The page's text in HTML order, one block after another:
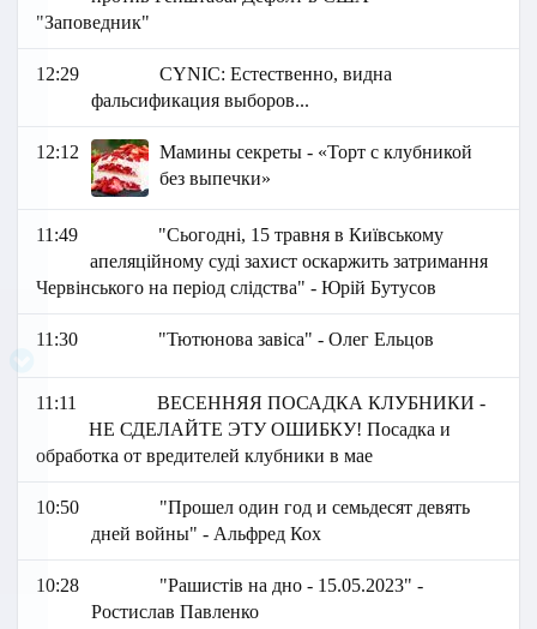
"Заповедник"
12:29
СYNIC: Естественно, видна
фальсификация выборов...
12:12
Мамины секреты - «Торт с клубникой
без выпечки»
11:49
"Сьогодні, 15 травня в Київському
апеляційному суді захист оскаржить затримання
Червінського на період слідства" - Юрій Бутусов
11:30 "Тютюнова завіса" - Олег Ельцов
11:11
ВЕСЕННЯЯ ПОСАДКА КЛУБНИКИ -
НЕ СДЕЛАЙТЕ ЭТУ ОШИБКУ! Посадка и
обработка от вредителей клубники в мае
10:50
"Прошел один год и семьдесят девять
дней войны" - Альфред Кох
10:28
"Рашистів на дно - 15.05.2023" -
Ростислав Павленко